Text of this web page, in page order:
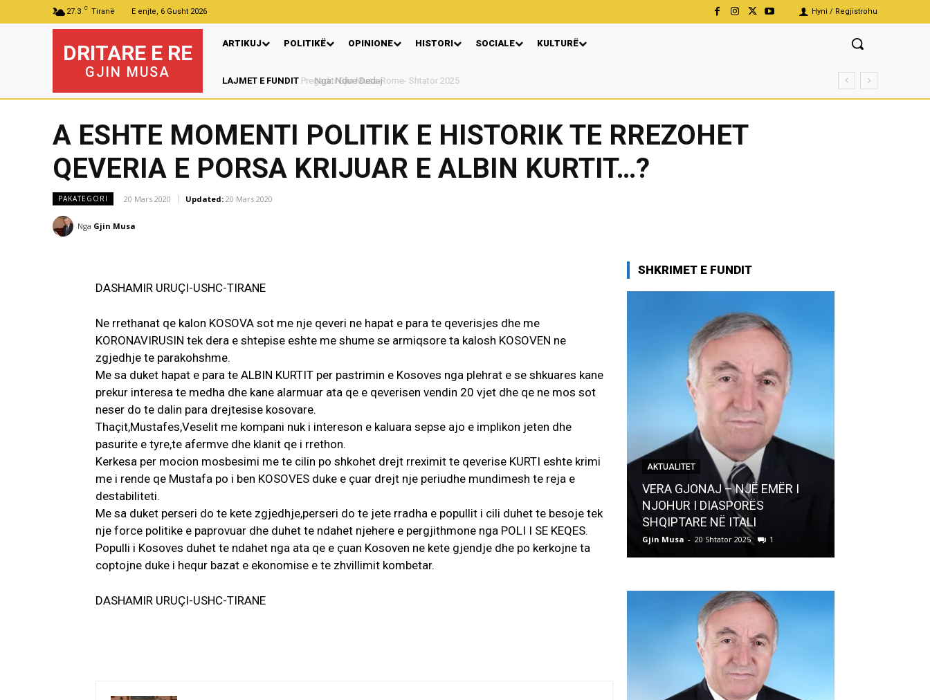
27.3 C Tiranë E enjte, 6 Gusht 2026 Hyni / Regjistrohu
DRITARE E RE
GJIN MUSA
ARTIKUJ POLITIKË OPINIONE HISTORI SOCIALE KULTURË
LAJMET E FUNDIT Nga: Ndue Dedaj
A ESHTE MOMENTI POLITIK E HISTORIK TE RREZOHET
QEVERIA E PORSA KRIJUAR E ALBIN KURTIT…?
PAKATEGORI 20 Mars 2020 Updated: 20 Mars 2020
Nga Gjin Musa
DASHAMIR URUÇI-USHC-TIRANE
Ne rrethanat qe kalon KOSOVA sot me nje qeveri ne hapat e para te qeverisjes dhe me
KORONAVIRUSIN tek dera e shtepise eshte me shume se armiqsore ta kalosh KOSOVEN ne
zgjedhje te parakohshme.
Me sa duket hapat e para te ALBIN KURTIT per pastrimin e Kosoves nga plehrat e se shkuares kane
prekur interesa te medha dhe kane alarmuar ata qe e qeverisen vendin 20 vjet dhe qe ne mos sot
neser do te dalin para drejtesise kosovare.
Thaçit,Mustafes,Veselit me kompani nuk i intereson e kaluara sepse ajo e implikon jeten dhe
pasurite e tyre,te afermve dhe klanit qe i rrethon.
Kerkesa per mocion mosbesimi me te cilin po shkohet drejt rreximit te qeverise KURTI eshte krimi
me i rende qe Mustafa po i ben KOSOVES duke e çuar drejt nje periudhe mundimesh te reja e
destabiliteti.
Me sa duket perseri do te kete zgjedhje,perseri do te jete rradha e popullit i cili duhet te besoje tek
nje force politike e paprovuar dhe duhet te ndahet njehere e pergjithmone nga POLI I SE KEQES.
Populli i Kosoves duhet te ndahet nga ata qe e çuan Kosoven ne kete gjendje dhe po kerkojne ta
coptojne duke i hequr bazat e ekonomise e te zhvillimit kombetar.
DASHAMIR URUÇI-USHC-TIRANE
SHKRIMET E FUNDIT
AKTUALITET
VERA GJONAJ – NJË EMËR I
NJOHUR I DIASPORËS
SHQIPTARE NË ITALI
Gjin Musa - 20 Shtator 2025 1